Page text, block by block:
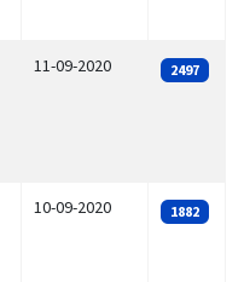
11-09-2020 2497
10-09-2020 1882